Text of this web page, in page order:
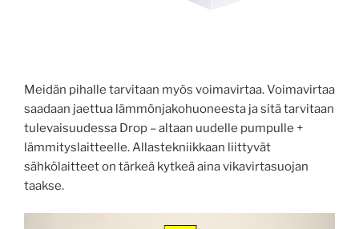
Meidän pihalle tarvitaan myös voimavirtaa. Voimavirtaa
saadaan jaettua lämmönjakohuoneesta ja sitä tarvitaan
tulevaisuudessa Drop – altaan uudelle pumpulle +
lämmityslaitteelle. Allastekniikkaan liittyvät
sähkölaitteet on tärkeä kytkeä aina vikavirtasuojan
taakse.